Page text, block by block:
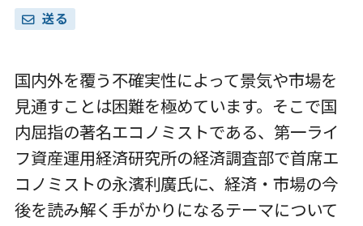
送る
国内外を覆う不確実性によって景気や市場を
見通すことは困難を極めています。そこで国
内屈指の著名エコノミストである、第一ライ
フ資産運用経済研究所の経済調査部で首席エ
コノミストの永濱利廣氏に、経済・市場の今
後を読み解く手がかりになるテーマについて